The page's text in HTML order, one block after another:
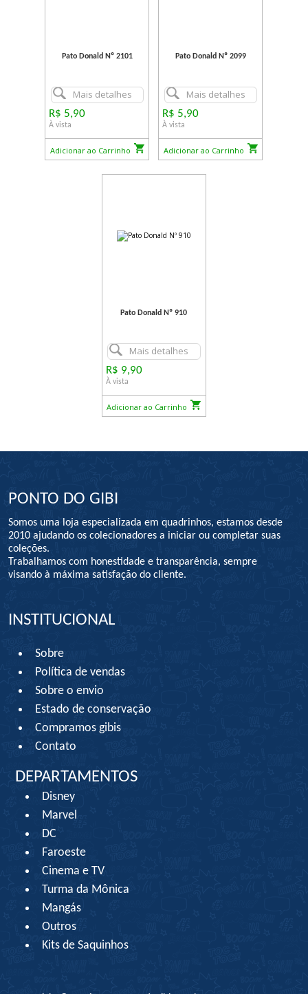
Pato Donald Nº 2101
Mais detalhes
R$ 5,90
À vista
Adicionar ao Carrinho
Pato Donald Nº 2099
Mais detalhes
R$ 5,90
À vista
Adicionar ao Carrinho
Pato Donald Nº 910
Mais detalhes
R$ 9,90
À vista
Adicionar ao Carrinho
PONTO DO GIBI
Somos uma loja especializada em quadrinhos, estamos desde
2010 ajudando os colecionadores a iniciar ou completar suas
coleções.
Trabalhamos com honestidade e transparência, sempre
visando à máxima satisfação do cliente.
INSTITUCIONAL
Sobre
Política de vendas
Sobre o envio
Estado de conservação
Compramos gibis
Contato
DEPARTAMENTOS
Disney
Marvel
DC
Faroeste
Cinema e TV
Turma da Mônica
Mangás
Outros
Kits de Saquinhos